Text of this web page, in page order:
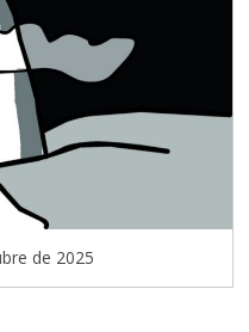
de 2025